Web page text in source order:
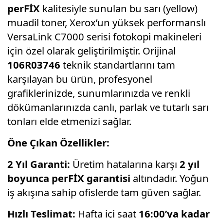
perFİX kalitesiyle sunulan bu sarı (yellow)
muadil toner, Xerox’un yüksek performanslı
VersaLink C7000 serisi fotokopi makineleri
için özel olarak geliştirilmiştir. Orijinal
106R03746 teknik standartlarını tam
karşılayan bu ürün, profesyonel
grafiklerinizde, sunumlarınızda ve renkli
dökümanlarınızda canlı, parlak ve tutarlı sarı
tonları elde etmenizi sağlar.
Öne Çıkan Özellikler:
2 Yıl Garanti: Üretim hatalarına karşı 2 yıl
boyunca perFİX garantisi altındadır. Yoğun
iş akışına sahip ofislerde tam güven sağlar.
Hızlı Teslimat: Hafta içi saat 16:00’ya kadar